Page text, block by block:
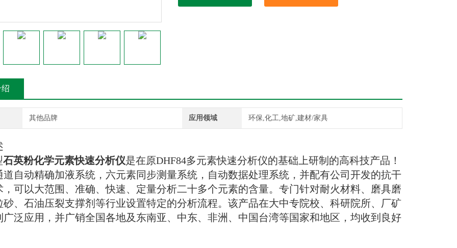
其他品牌 应用领域 环保,化工,地矿,建材/家具
石英粉化学元素快速分析仪是在原DHF84多元素快速分析仪的基础上研制的高科技产品！
道自动精确加液系统，六元素同步测量系统，自动数据处理系统，并配有公司开发的抗干
，可以大范围、准确、快速、定量分析二十多个元素的含量。专门针对耐火材料、磨具磨
、石油压裂支撑剂等行业设置特定的分析流程。 该产品在大中专院校、科研院所、厂矿
广泛应用，并广销全国各地及东南亚、中东、非洲、中国台湾等国家和地区，均收到良好